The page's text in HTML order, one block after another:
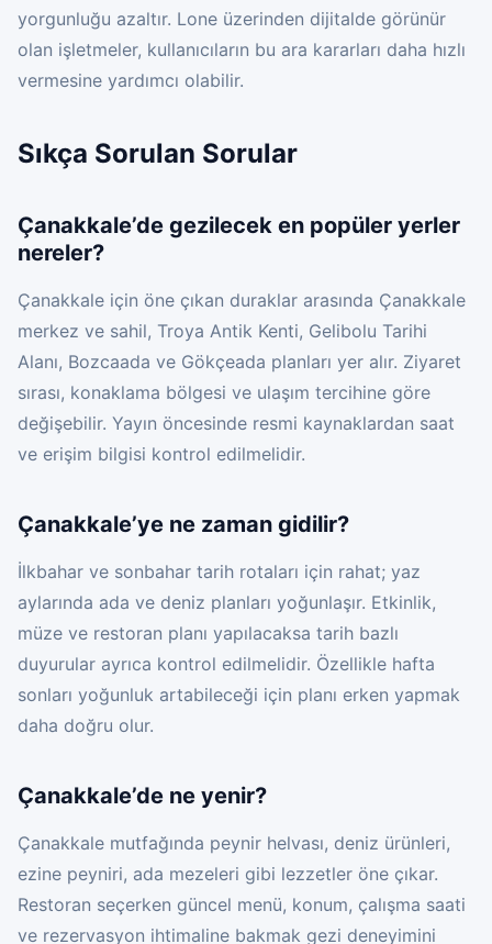
yorgunluğu azaltır. Lone üzerinden dijitalde görünür
olan işletmeler, kullanıcıların bu ara kararları daha hızlı
vermesine yardımcı olabilir.
Sıkça Sorulan Sorular
Çanakkale’de gezilecek en popüler yerler
nereler?
Çanakkale için öne çıkan duraklar arasında Çanakkale
merkez ve sahil, Troya Antik Kenti, Gelibolu Tarihi
Alanı, Bozcaada ve Gökçeada planları yer alır. Ziyaret
sırası, konaklama bölgesi ve ulaşım tercihine göre
değişebilir. Yayın öncesinde resmi kaynaklardan saat
ve erişim bilgisi kontrol edilmelidir.
Çanakkale’ye ne zaman gidilir?
İlkbahar ve sonbahar tarih rotaları için rahat; yaz
aylarında ada ve deniz planları yoğunlaşır. Etkinlik,
müze ve restoran planı yapılacaksa tarih bazlı
duyurular ayrıca kontrol edilmelidir. Özellikle hafta
sonları yoğunluk artabileceği için planı erken yapmak
daha doğru olur.
Çanakkale’de ne yenir?
Çanakkale mutfağında peynir helvası, deniz ürünleri,
ezine peyniri, ada mezeleri gibi lezzetler öne çıkar.
Restoran seçerken güncel menü, konum, çalışma saati
ve rezervasyon ihtimaline bakmak gezi deneyimini